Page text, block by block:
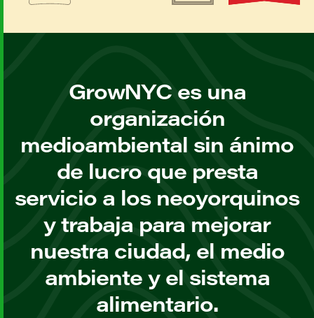
GrowNYC es una
organización
medioambiental sin ánimo
de lucro que presta
servicio a los neoyorquinos
y trabaja para mejorar
nuestra ciudad, el medio
ambiente y el sistema
alimentario.